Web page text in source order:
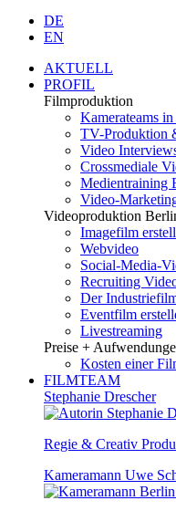
DE
EN
AKTUELL
PROFIL
Filmproduktion
Kamerateams
TV-Produktion
Video
Crossmediale
Medientraining
Video-
Videoproduktion
Imagefilm
Webvideo
Social-Media-
Recruiting
Der
Eventfilm
Livestreaming
Preise +
Kosten einer
FILMTEAM
Stephanie Drescher
Regie & Creativ
Kameramann Uwe